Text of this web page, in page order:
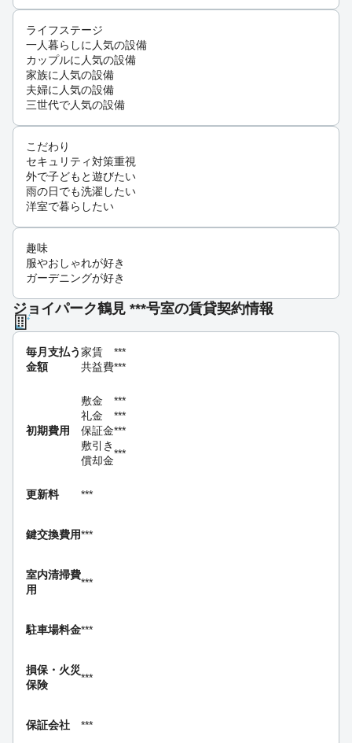
ライフステージ
一人暮らしに人気の設備
カップルに人気の設備
家族に人気の設備
夫婦に人気の設備
三世代で人気の設備
こだわり
セキュリティ対策重視
外で子どもと遊びたい
雨の日でも洗濯したい
洋室で暮らしたい
趣味
服やおしゃれが好き
ガーデニングが好き
ジョイパーク鶴見 ***号室の賃貸契約情報
毎月支払う
金額
家賃
***
共益費***
初期費用
敷金
***
礼金
***
保証金***
敷引き
償却金
***
更新料 ***
鍵交換費用***
室内清掃費
用
***
駐車場料金***
損保・ 火災
保険
***
保証会社 ***